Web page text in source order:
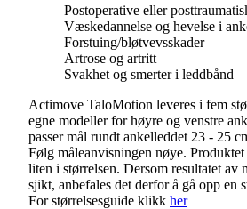
Postoperative eller
Væskedannelse og hevelse i
Forstuing/bløtvevsskader
Artrose og artritt
Svakhet og smerter i leddbånd
Actimove TaloMotion leveres i fem
egne modeller for høyre og venstre
passer mål rundt ankelleddet 23 - 25
Følg måleanvisningen nøye.
liten i størrelsen. Dersom resultatet av
sjikt, anbefales det derfor å gå opp en
For størrelsesguide klikk her